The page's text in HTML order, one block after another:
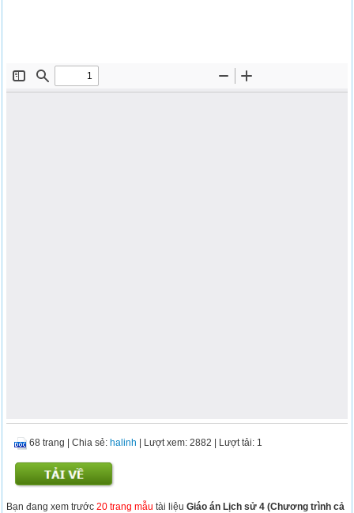
68 trang |Chia sẻ: halinh | Lượt xem: 2882 | Lượt tải: 1
Bạn đang xem trước20 trang mẫu tài liệuGiáo án Lịch sử 4 (Chương trình cả